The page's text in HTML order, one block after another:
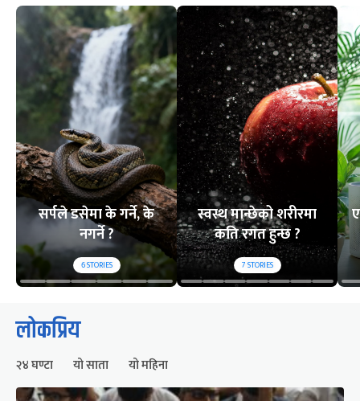
सर्पले डसेमा के गर्ने, के
नगर्ने ?
6STORIES
स्वस्थ मान्छेको शरीरमा
कति रगत हुन्छ ?
7STORIES
लोकप्रिय
२४ घण्टा यो साता यो महिना